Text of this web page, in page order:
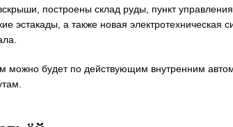
построены склад руды, пункт
эстакады, а также новая
можно будет по действующим внутренним